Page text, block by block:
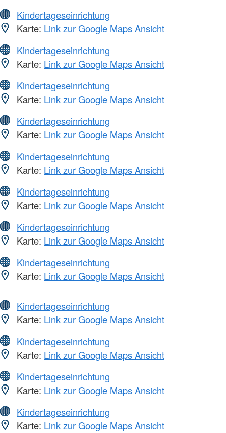
Kindertageseinrichtung
Karte: Link zur Google Maps Ansicht
Kindertageseinrichtung
Karte: Link zur Google Maps Ansicht
Kindertageseinrichtung
Karte: Link zur Google Maps Ansicht
Kindertageseinrichtung
Karte: Link zur Google Maps Ansicht
Kindertageseinrichtung
Karte: Link zur Google Maps Ansicht
Kindertageseinrichtung
Karte: Link zur Google Maps Ansicht
Kindertageseinrichtung
Karte: Link zur Google Maps Ansicht
Kindertageseinrichtung
Karte: Link zur Google Maps Ansicht
Kindertageseinrichtung
Karte: Link zur Google Maps Ansicht
Kindertageseinrichtung
Karte: Link zur Google Maps Ansicht
Kindertageseinrichtung
Karte: Link zur Google Maps Ansicht
Kindertageseinrichtung
Karte: Link zur Google Maps Ansicht